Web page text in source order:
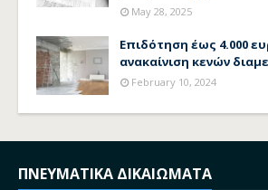
May 28, 2025
Επιδότηση έως 4.000
ανακαίνιση κενών
February 10, 2024
ΠΝΕΥΜΑΤΙΚΑ ΔΙΚΑΙΩΜΑΤΑ